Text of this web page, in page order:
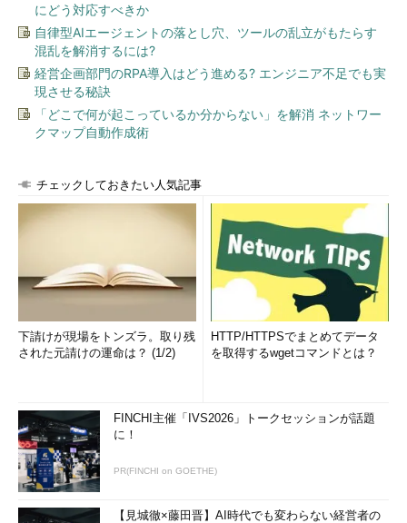
にどう対応すべきか
自律型AIエージェントの落とし穴、ツールの乱立がもたらす
混乱を解消するには?
経営企画部門のRPA導入はどう進める? エンジニア不足でも実
現させる秘訣
「どこで何が起こっているか分からない」を解消 ネットワー
クマップ自動作成術
チェックしておきたい人気記事
下請けが現場をトンズラ。取り残
された元請けの運命は？ (1/2)
HTTP/HTTPSでまとめてデータ
を取得するwgetコマンドとは？
FINCHI主催「IVS2026」トークセッションが話題
に！
PR(FINCHI on GOETHE)
【見城徹×藤田晋】AI時代でも変わらない経営者の